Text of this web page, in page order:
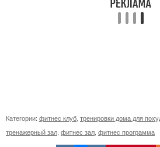
Категории: фитнес клуб тренировки дома для
тренажерный зал фитнес зал фитнес программа